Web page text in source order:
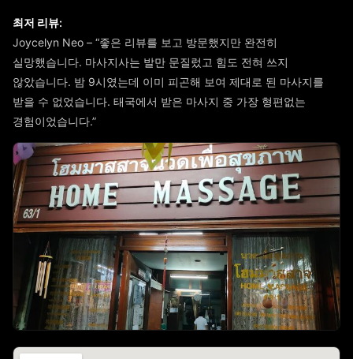
최저 리뷰:
Joycelyn Neo – “좋은 리뷰를 보고 방문했지만 완전히
실망했습니다. 마사지사는 발만 문질렀고 힘도 전혀 쓰지
않았습니다. 밤 9시였는데 이미 피곤해 보여 제대로 된 마사지를
받을 수 없었습니다. 태국에서 받은 마사지 중 가장 형편없는
경험이었습니다.”